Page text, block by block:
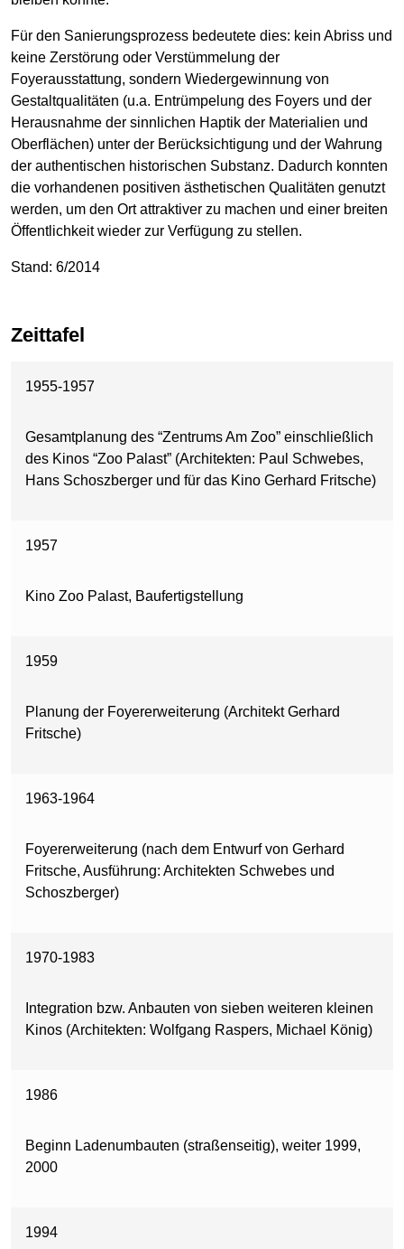
Für den Sanierungsprozess bedeutete dies: kein Abriss und
keine Zerstörung oder Verstümmelung der
Foyerausstattung, sondern Wiedergewinnung von
Gestaltqualitäten (u.a. Entrümpelung des Foyers und der
Herausnahme der sinnlichen Haptik der Materialien und
Oberflächen) unter der Berücksichtigung und der Wahrung
der authentischen historischen Substanz. Dadurch konnten
die vorhandenen positiven ästhetischen Qualitäten genutzt
werden, um den Ort attraktiver zu machen und einer breiten
Öffentlichkeit wieder zur Verfügung zu stellen.
Stand: 6/2014
Zeittafel
1955-1957
Gesamtplanung des “Zentrums Am Zoo” einschließlich
des Kinos “Zoo Palast” (Architekten: Paul Schwebes,
Hans Schoszberger und für das Kino Gerhard Fritsche)
1957
Kino Zoo Palast, Baufertigstellung
1959
Planung der Foyererweiterung (Architekt Gerhard
Fritsche)
1963-1964
Foyererweiterung (nach dem Entwurf von Gerhard
Fritsche, Ausführung: Architekten Schwebes und
Schoszberger)
1970-1983
Integration bzw. Anbauten von sieben weiteren kleinen
Kinos (Architekten: Wolfgang Raspers, Michael König)
1986
Beginn Ladenumbauten (straßenseitig), weiter 1999,
2000
1994